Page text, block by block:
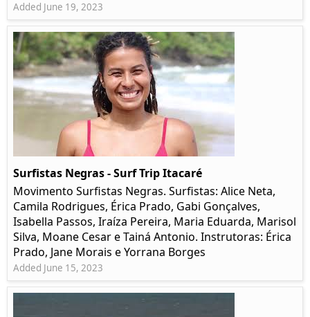
Added June 19, 2023
Surfistas Negras - Surf Trip Itacaré
Movimento Surfistas Negras. Surfistas: Alice Neta,
Camila Rodrigues, Érica Prado, Gabi Gonçalves,
Isabella Passos, Iraíza Pereira, Maria Eduarda, Marisol
Silva, Moane Cesar e Tainá Antonio. Instrutoras: Érica
Prado, Jane Morais e Yorrana Borges
Added June 15, 2023